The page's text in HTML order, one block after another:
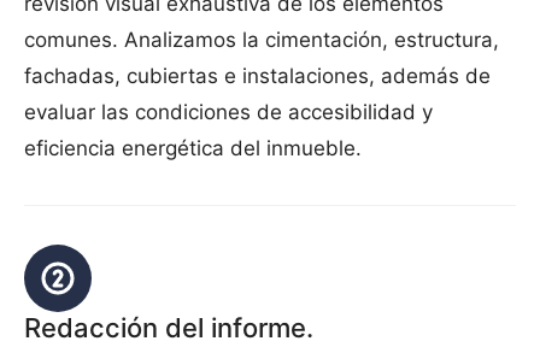
comunes. Analizamos la cimentación, estructura,
fachadas, cubiertas e instalaciones, además de
evaluar las condiciones de accesibilidad y
eficiencia energética del inmueble.
Redacción del informe.